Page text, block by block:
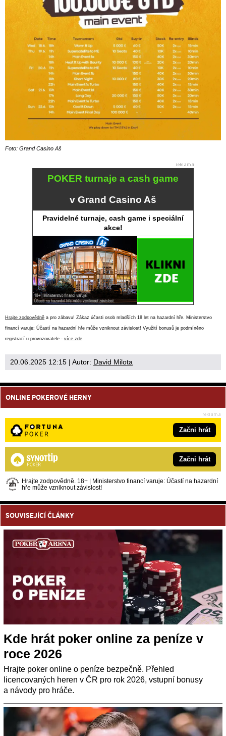
Foto: Grand Casino Aš
POKER turnaje a cash game
v Grand Casino Aš
Pravidelné turnaje, cash game i speciální
akce!
Hrajte zodpovědně a pro zábavu! Zákaz účasti osob mladších 18 let na hazardní hře. Ministerstvo
financí varuje: Účastí na hazardní hře může vzniknout závislost! Využití bonusů je podmíněno
registrací u provozovatele - více zde
20.06.2025 12:15 | Autor: David Milota
ONLINE POKEROVÉ HERNY
Začni hrát
Začni hrát
Hrajte zodpovědně. 18+ | Ministerstvo financí varuje: Účastí na hazardní
hře může vzniknout závislost!
SOUVISEJÍCÍ ČLÁNKY
Kde hrát poker online za peníze v
roce 2026
Hrajte poker online o peníze bezpečně. Přehled
licencovaných heren v ČR pro rok 2026, vstupní bonusy
a návody pro hráče.